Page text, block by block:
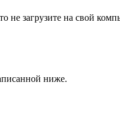
загрузите на свой
ниже.